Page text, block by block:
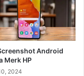
Android
Merk HP
2024